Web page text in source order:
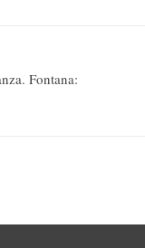
Fontana: